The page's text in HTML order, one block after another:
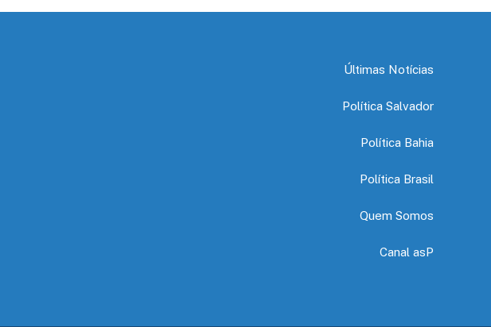
Últimas Notícias
Política Salvador
Política Bahia
Política Brasil
Quem Somos
Canal asP